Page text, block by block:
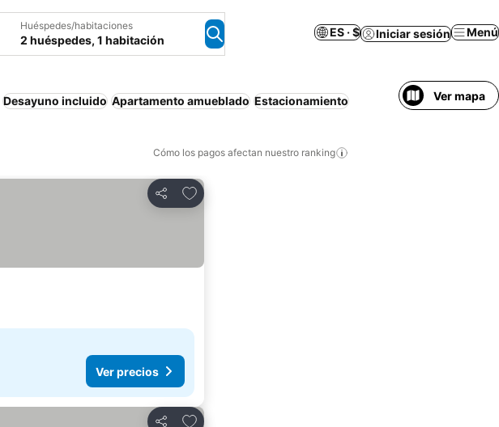
Huéspedes/habitaciones
2 huéspedes, 1 habitación
ES · $ Iniciar sesión Menú
Desayuno incluido Apartamento amueblado Estacionamiento Ver mapa
Cómo los pagos afectan nuestro ranking
Compartir
Agregar a favoritos
Ver precios
Agregar a favoritos